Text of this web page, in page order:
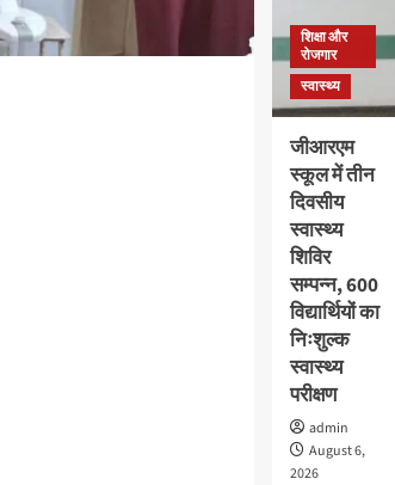
शिक्षा और
रोजगार
स्वास्थ्य
जीआरएम
स्कूल में तीन
दिवसीय
स्वास्थ्य
शिविर
सम्पन्न, 600
विद्यार्थियों का
निःशुल्क
स्वास्थ्य
परीक्षण
admin
August 6,
2026